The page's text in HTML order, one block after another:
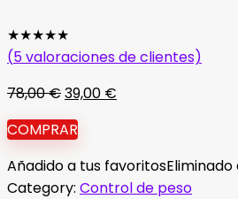
★★★★★
(5valoraciones de clientes)
78,00€El
precio
original
era:
78,00 €.
39,00 €
es:
39,00 €.
COMPRAR
Añadido a tus favoritos
Category: Control de peso